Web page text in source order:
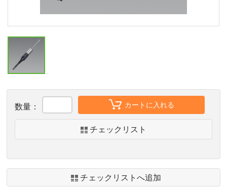
数量： カートに入れる
チェックリスト
チェックリストへ追加